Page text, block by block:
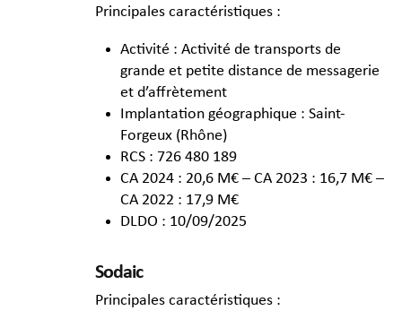
Principales caractéristiques :
Activité : Activité de transports de
grande et petite distance de messagerie
et d’affrètement
Implantation géographique : Saint-
Forgeux (Rhône)
RCS : 726 480 189
CA 2024 : 20,6 M€ – CA 2023 : 16,7 M€ –
CA 2022 : 17,9 M€
DLDO : 10/09/2025
Sodaic
Principales caractéristiques :